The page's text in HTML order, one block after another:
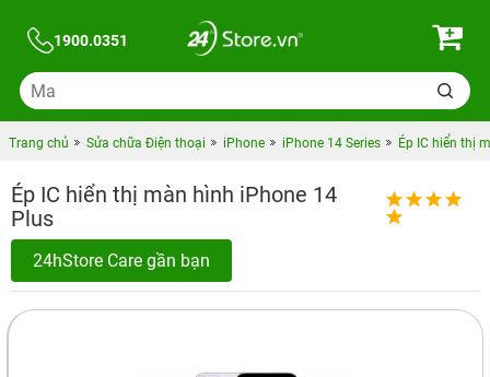
1900.0351
Trang chủ Sửa chữa Điện thoại iPhone iPhone 14 Series Ép IC hiển thị
Ép IC hiển thị màn hình iPhone 14
Plus
24hStore Care gần bạn